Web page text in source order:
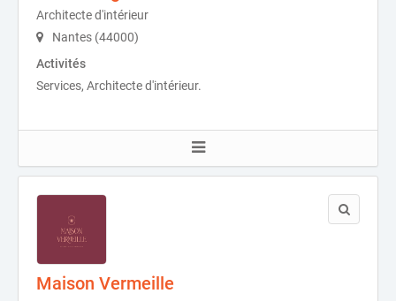
Architecte d'intérieur
Nantes (44000)
Activités
Services, Architecte d'intérieur.
Maison Vermeille